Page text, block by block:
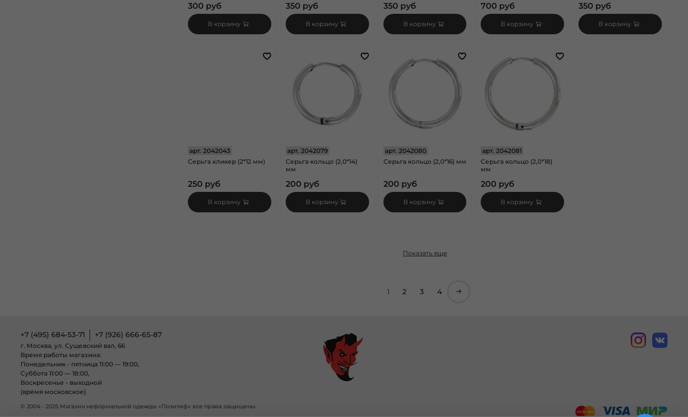
300 руб
В корзину
350 руб
В корзину
350 руб
В корзину
700 руб
В корзину
350 руб
В корзину
арт. 2042043
Серьга кликер (2*12 мм)
250 руб
В корзину
арт. 2042079
Серьга кольцо (2,0*14)
мм
200 руб
В корзину
арт. 2042080
Серьга кольцо (2,0*16) мм
200 руб
В корзину
арт.2042081
Серьга кольцо (2,0*18)
мм
200 руб
В корзину
Показать еще
1 2 3 4
+7 (495) 684-53-71 +7 (926) 666-65-87
г. Москва, ул. Сущевский вал, 66
Время работы магазина:
Понедельник - пятница 11:00 — 19:00,
Суббота 11:00 — 18:00,
Воскресенье - выходной
(время московское)
© 2004 - 2025 Магазин неформальной одежды «Позитиф» все права защищены.